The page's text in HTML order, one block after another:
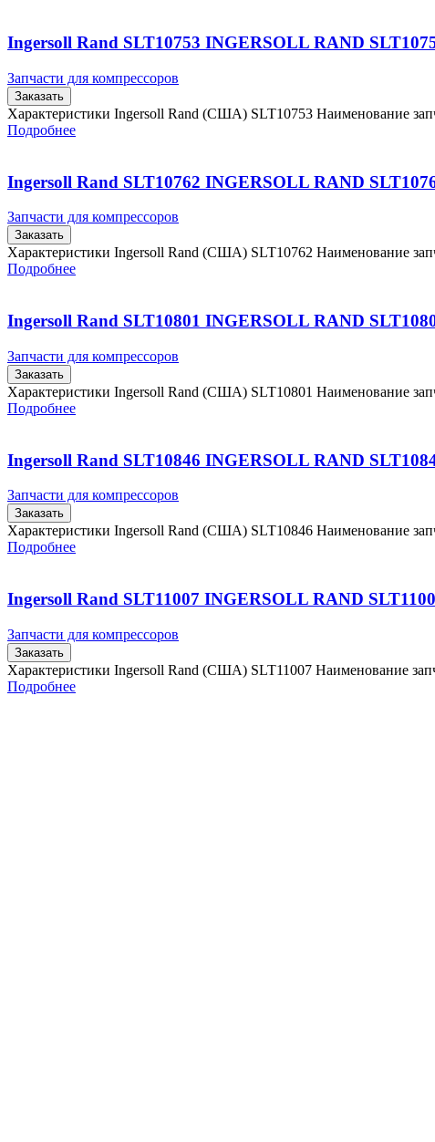
Ingersoll Rand SLT10753 INGERSOLL RAND
Запчасти для компрессоров
Заказать
Характеристики Ingersoll Rand (США) SLT10753 Наименование
Подробнее
Ingersoll Rand SLT10762 INGERSOLL RAND
Запчасти для компрессоров
Заказать
Характеристики Ingersoll Rand (США) SLT10762 Наименование
Подробнее
Ingersoll Rand SLT10801 INGERSOLL RAND
Запчасти для компрессоров
Заказать
Характеристики Ingersoll Rand (США) SLT10801 Наименование
Подробнее
Ingersoll Rand SLT10846 INGERSOLL RAND
Запчасти для компрессоров
Заказать
Характеристики Ingersoll Rand (США) SLT10846 Наименование
Подробнее
Ingersoll Rand SLT11007 INGERSOLL RAND
Запчасти для компрессоров
Заказать
Характеристики Ingersoll Rand (США) SLT11007 Наименование
Подробнее